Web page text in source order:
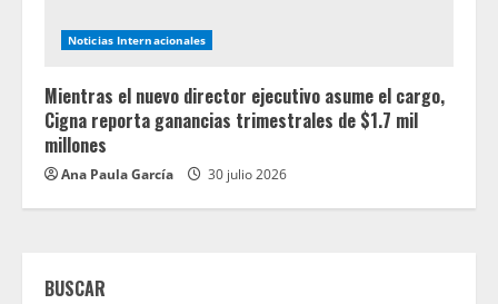
Noticias Internacionales
Mientras el nuevo director ejecutivo asume el cargo,
Cigna reporta ganancias trimestrales de $1.7 mil
millones
Ana Paula García 30 julio 2026
BUSCAR